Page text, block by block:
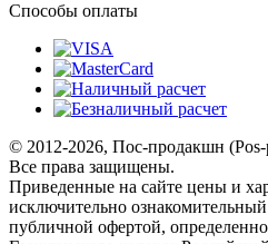
Способы оплаты
© 2012-2026, Пос-продакшн
Все права защищены.
Приведенные на сайте цены и
исключительно
публичной офертой,